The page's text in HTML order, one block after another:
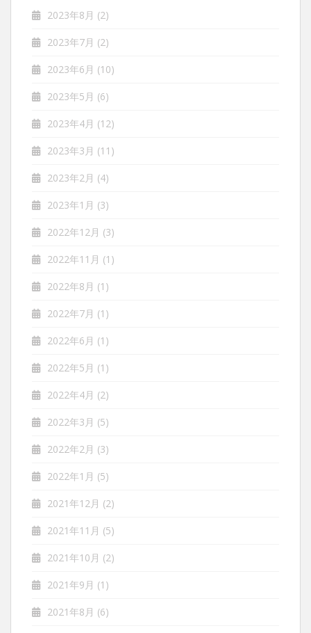
2023年8月 (2)
2023年7月 (2)
2023年6月 (10)
2023年5月 (6)
2023年4月 (12)
2023年3月 (11)
2023年2月 (4)
2023年1月 (3)
2022年12月 (3)
2022年11月 (1)
2022年8月 (1)
2022年7月 (1)
2022年6月 (1)
2022年5月 (1)
2022年4月 (2)
2022年3月 (5)
2022年2月 (3)
2022年1月 (5)
2021年12月 (2)
2021年11月 (5)
2021年10月 (2)
2021年9月 (1)
2021年8月 (6)